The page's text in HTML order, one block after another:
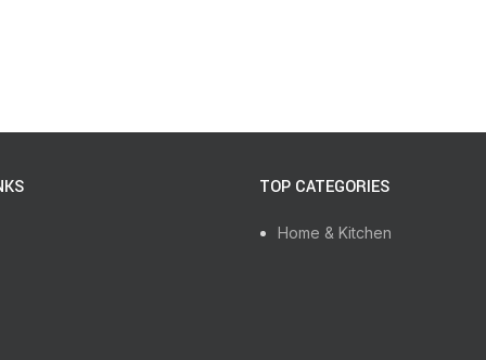
TOP CATEGORIES
Home & Kitchen